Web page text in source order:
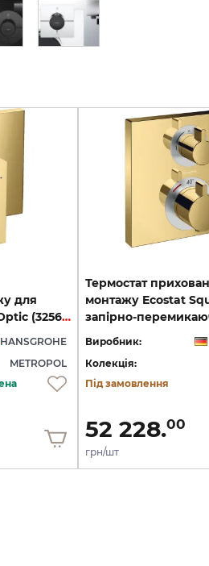
для
душу Polished Gold Optic (32565990)
HANSGROHE
METROPOL
Термостат
монтажу Ecostat
Виробник:
Колекція:
Під замовлення
52 228.00
грн/шт